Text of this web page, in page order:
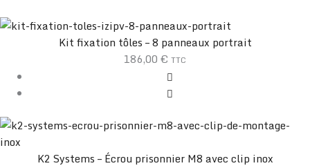
Kit fixation tôles – 8 panneaux portrait
186,00 € TTC
K2 Systems – Écrou prisonnier M8 avec clip inox